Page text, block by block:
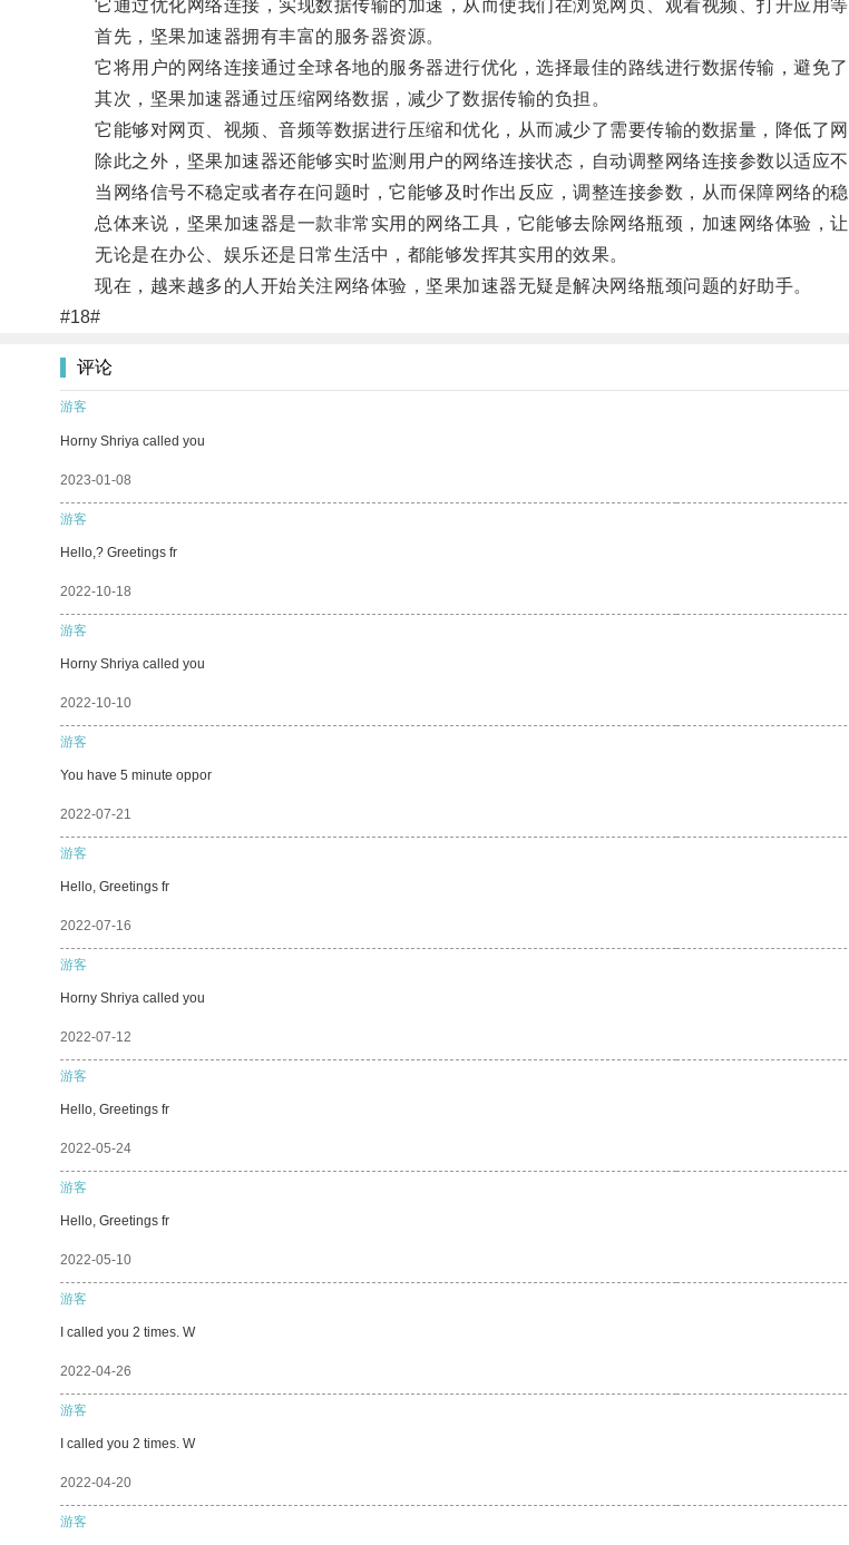
它通过优化网络连接，实现数据传输的加速，从而使我们在浏览网页、观看视频、打开应用等
首先，坚果加速器拥有丰富的服务器资源。
它将用户的网络连接通过全球各地的服务器进行优化，选择最佳的路线进行数据传输，避免
其次，坚果加速器通过压缩网络数据，减少了数据传输的负担。
它能够对网页、视频、音频等数据进行压缩和优化，从而减少了需要传输的数据量，降低了网
除此之外，坚果加速器还能够实时监测用户的网络连接状态，自动调整网络连接参数以适应不
当网络信号不稳定或者存在问题时，它能够及时作出反应，调整连接参数，从而保障网络的稳
总体来说，坚果加速器是一款非常实用的网络工具，它能够去除网络瓶颈，加速网络体验，让
无论是在办公、娱乐还是日常生活中，都能够发挥其实用的效果。
现在，越来越多的人开始关注网络体验，坚果加速器无疑是解决网络瓶颈问题的好助手。
#18#
评论
游客
Horny Shriya called you
2023-01-08
游客
Hello,? Greetings fr
2022-10-18
游客
Horny Shriya called you
2022-10-10
游客
You have 5 minute oppor
2022-07-21
游客
Hello, Greetings fr
2022-07-16
游客
Horny Shriya called you
2022-07-12
游客
Hello, Greetings fr
2022-05-24
游客
Hello, Greetings fr
2022-05-10
游客
I called you 2 times. W
2022-04-26
游客
I called you 2 times. W
2022-04-20
游客